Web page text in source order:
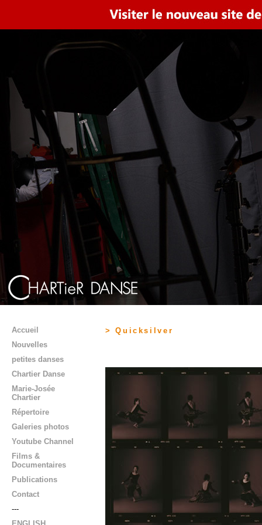
Accueil
Nouvelles
petites danses
Chartier Danse
Marie-Josée
Chartier
Répertoire
Galeries photos
Youtube Channel
Films &
Documentaires
Publications
Contact
---
> Quicksilver